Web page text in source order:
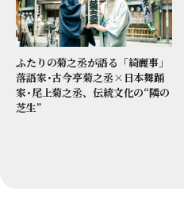
ふたりの菊之丞が語る「綺麗事」
落語家･古今亭菊之丞×日本舞踊
家･尾上菊之丞、伝統文化の“隣の
芝生”